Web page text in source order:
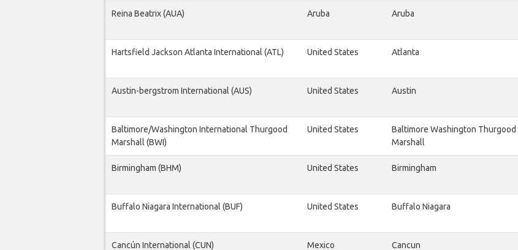
Reina Beatrix (AUA) Aruba Aruba
Hartsfield Jackson Atlanta International (ATL) United States Atlanta
Austin-bergstrom International (AUS) United States Austin
Baltimore/Washington International Thurgood
Marshall (BWI)
United States
Baltimore Washington Thurgood
Marshall
Birmingham (BHM) United States Birmingham
Buffalo Niagara International (BUF) United States Buffalo Niagara
Cancún International (CUN) Mexico Cancun